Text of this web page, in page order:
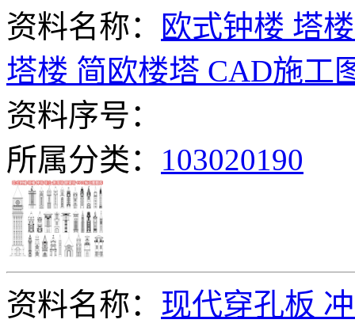
资料名称：
欧式钟楼 塔
塔楼 简欧楼塔 CAD施工
资料序号：
所属分类： 103020190
资料名称： 现代穿孔板